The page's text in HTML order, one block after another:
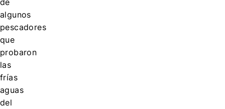
algunos
pescadores
que
probaron
las
frías
aguas
del